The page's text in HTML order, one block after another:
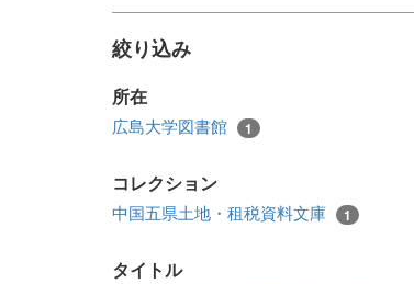
絞り込み
所在
広島大学図書館 1
コレクション
中国五県土地・租税資料文庫 1
タイトル